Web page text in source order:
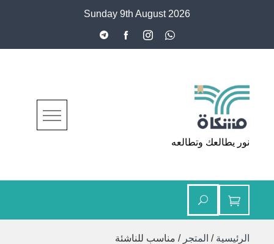
Sunday 9th August 2026
مشكاة
نور يطالعك وتطالعه
الرئيسية / المتجر / مناسب للناشئة